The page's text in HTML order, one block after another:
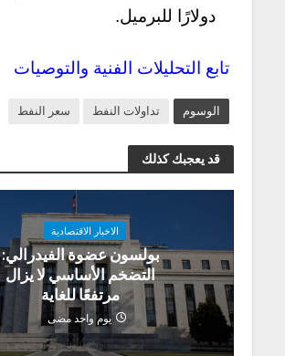
دولارًا للبرميل.
تابع التحليلات الفنية والتوصيات
الوسوم تداولات النفط سعر النفط
قد يعجبك كذلك
الاخبار الاقتصادية
بولسون عضوة الفيدرالي:
التضخم الأساسي لا يزال
مرتفعًا للغاية
يوم واحد مضى